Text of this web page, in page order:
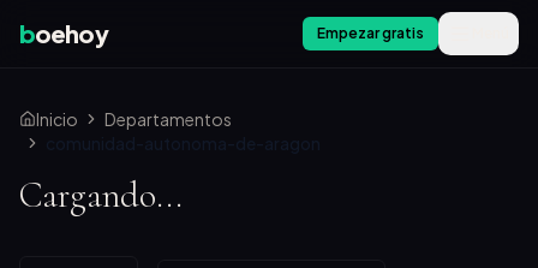
boehoy Empezar gratis
Inicio
Departamentos
comunidad-autonoma-de-aragon
Cargando...